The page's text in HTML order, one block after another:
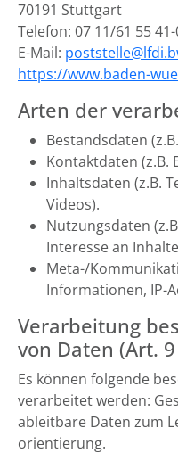
70191 Stuttgart
Telefon: 07 11/61 55
E-Mail:
https://www.baden-
Arten der
Bestandsdaten
Kontaktdaten (z.B.
Inhaltsdaten (z.B.
Videos).
Nutzungsdaten
Interesse an
Meta-/
Informationen, IP-
Verarbeitung
von Daten (Art. 9
Es können folgende
verarbeitet werden:
ableitbare Daten zum
orientierung.